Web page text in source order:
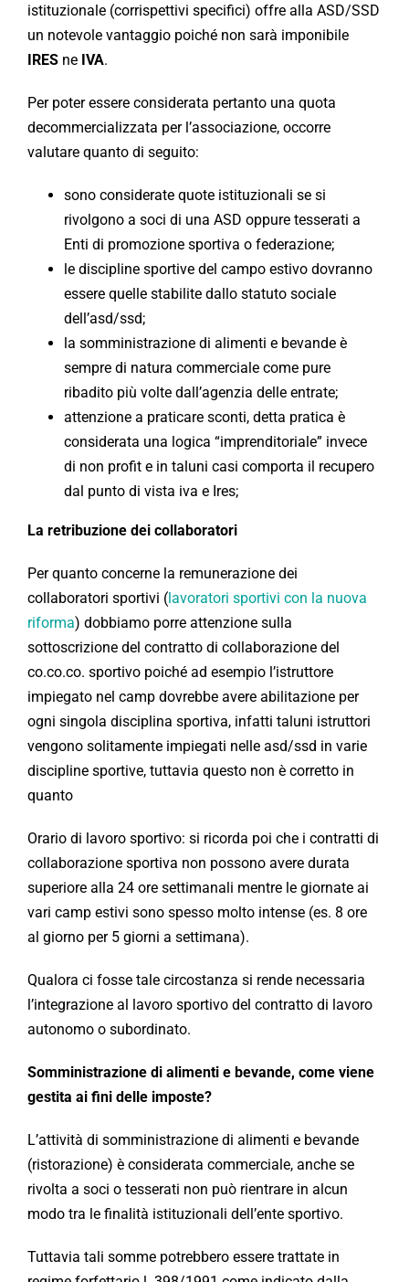
istituzionale (corrispettivi specifici) offre alla ASD/SSD
un notevole vantaggio poiché non sarà imponibile
IRESne IVA.
Per poter essere considerata pertanto una quota
decommercializzata per l’associazione, occorre
valutare quanto di seguito:
sono considerate quote istituzionali se si
rivolgono a soci di una ASD oppure tesserati a
Enti di promozione sportiva o federazione;
le discipline sportive del campo estivo dovranno
essere quelle stabilite dallo statuto sociale
dell’asd/ssd;
la somministrazione di alimenti e bevande è
sempre di natura commerciale come pure
ribadito più volte dall’agenzia delle entrate;
attenzione a praticare sconti, detta pratica è
considerata una logica “imprenditoriale” invece
di non profit e in taluni casi comporta il recupero
dal punto di vista iva e Ires;
La retribuzione dei collaboratori
Per quanto concerne la remunerazione dei
collaboratori sportivi (lavoratori sportivi con la nuova
riforma) dobbiamo porre attenzione sulla
sottoscrizione del contratto di collaborazione del
co.co.co. sportivo poiché ad esempio l’istruttore
impiegato nel camp dovrebbe avere abilitazione per
ogni singola disciplina sportiva, infatti taluni istruttori
vengono solitamente impiegati nelle asd/ssd in varie
discipline sportive, tuttavia questo non è corretto in
quanto
Orario di lavoro sportivo: si ricorda poi che i contratti di
collaborazione sportiva non possono avere durata
superiore alla 24 ore settimanali mentre le giornate ai
vari camp estivi sono spesso molto intense (es. 8 ore
al giorno per 5 giorni a settimana).
Qualora ci fosse tale circostanza si rende necessaria
l’integrazione al lavoro sportivo del contratto di lavoro
autonomo o subordinato.
Somministrazione di alimenti e bevande, come viene
gestita ai fini delle imposte?
L’attività di somministrazione di alimenti e bevande
(ristorazione) è considerata commerciale, anche se
rivolta a soci o tesserati non può rientrare in alcun
modo tra le finalità istituzionali dell’ente sportivo.
Tuttavia tali somme potrebbero essere trattate in